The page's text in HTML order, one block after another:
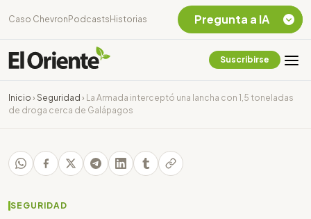
Caso Chevron Podcasts Historias
Suscribirse
Inicio › Seguridad ›
La Armada interceptó una lancha con 1,5 toneladas
de droga cerca de Galápagos
SEGURIDAD
Pregunta a IA
Chevron Ecuador